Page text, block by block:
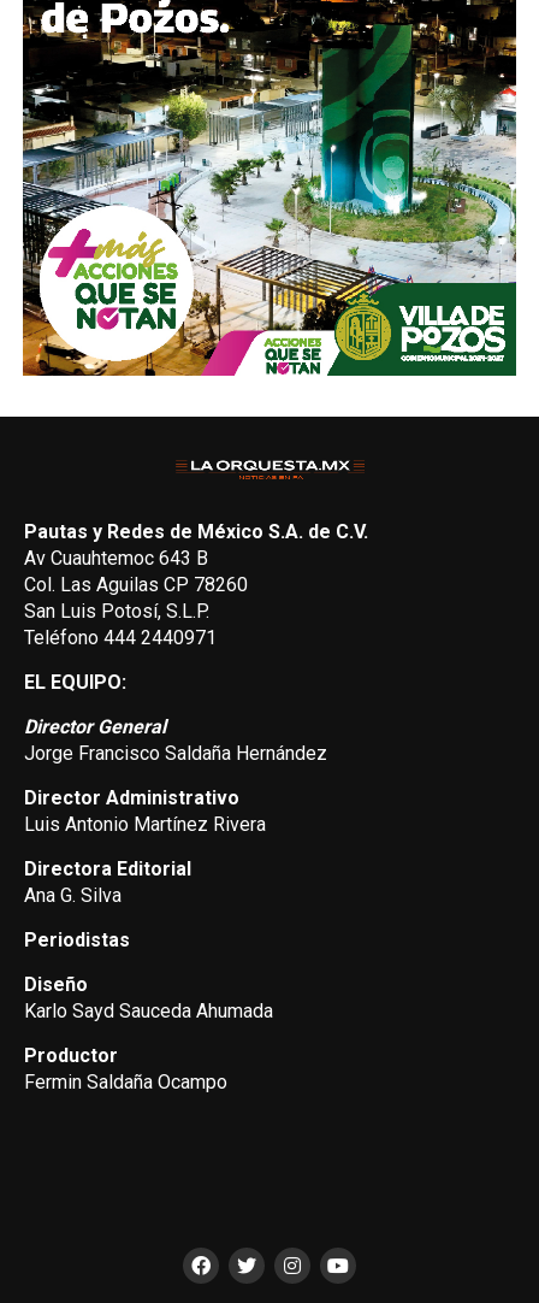
Pautas y Redes de México S.A. de C.V.
Av Cuauhtemoc 643 B
Col. Las Aguilas CP 78260
San Luis Potosí, S.L.P.
Teléfono 444 2440971
EL EQUIPO:
Director General
Jorge Francisco Saldaña Hernández
Director Administrativo
Luis Antonio Martínez Rivera
Directora Editorial
Ana G. Silva
Periodistas
Diseño
Karlo Sayd Sauceda Ahumada
Productor
Fermin Saldaña Ocampo